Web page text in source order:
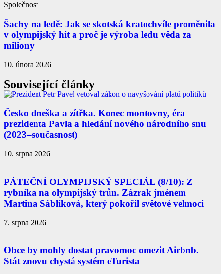
Společnost
Šachy na ledě: Jak se skotská kratochvíle proměnila
v olympijský hit a proč je výroba ledu věda za
miliony
10. února 2026
Související články
Česko dneška a zítřka. Konec montovny, éra
prezidenta Pavla a hledání nového národního snu
(2023–současnost)
10. srpna 2026
PÁTEČNÍ OLYMPIJSKÝ SPECIÁL (8/10): Z
rybníka na olympijský trůn. Zázrak jménem
Martina Sáblíková, který pokořil světové velmoci
7. srpna 2026
Obce by mohly dostat pravomoc omezit Airbnb.
Stát znovu chystá systém eTurista